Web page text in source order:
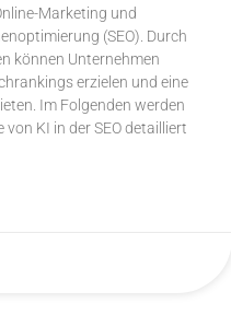
Marketing und
(SEO). Durch
können Unternehmen
erzielen und eine
Im Folgenden werden
KI in der SEO detailliert